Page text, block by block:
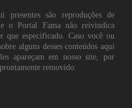
presentes são reproduções de
o Portal Fama não reivindica
que especificado. Caso você ou
alguns desses conteúdos aqui
apareçam em nosso site, por
removido.